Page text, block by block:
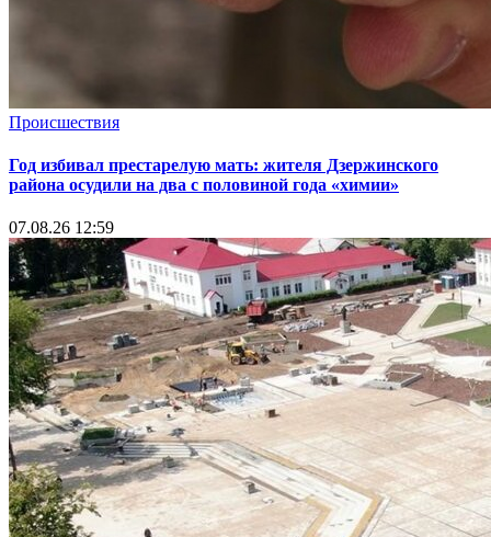
Происшествия
Год избивал престарелую мать: жителя Дзержинского
района осудили на два с половиной года «химии»
07.08.26 12:59